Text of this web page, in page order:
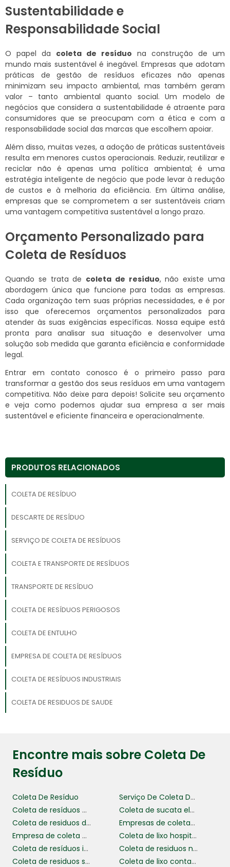
Sustentabilidade e
Responsabilidade Social
O papel da coleta de resíduo na construção de um
mundo mais sustentável é inegável. Empresas que adotam
práticas de gestão de resíduos eficazes não apenas
minimizam seu impacto ambiental, mas também geram
valor – tanto ambiental quanto social. Um modelo de
negócios que considera a sustentabilidade é atraente para
consumidores que se preocupam com a ética e com a
responsabilidade social das marcas que escolhem apoiar.
Além disso, muitas vezes, a adoção de práticas sustentáveis
resulta em menores custos operacionais. Reduzir, reutilizar e
reciclar não é apenas uma política ambiental; é uma
estratégia inteligente de negócio que pode levar à redução
de custos e à melhoria da eficiência. Em última análise,
empresas que se comprometem a ser sustentáveis criam
uma vantagem competitiva sustentável a longo prazo.
Orçamento Personalizado para
Coleta de Resíduos
Quando se trata de coleta de resíduo, não existe uma
abordagem única que funcione para todas as empresas.
Cada organização tem suas próprias necessidades, e é por
isso que oferecemos orçamentos personalizados para
atender às suas exigências específicas. Nossa equipe está
pronta para analisar sua situação e desenvolver uma
solução sob medida que garanta eficiência e conformidade
legal.
Entrar em contato conosco é o primeiro passo para
transformar a gestão dos seus resíduos em uma vantagem
competitiva. Não deixe para depois! Solicite seu orçamento
e veja como podemos ajudar sua empresa a ser mais
sustentável e eficiente financeira e operacionalmente.
PRODUTOS RELACIONADOS
COLETA DE RESÍDUO
DESCARTE DE RESÍDUO
SERVIÇO DE COLETA DE RESÍDUOS
COLETA E TRANSPORTE DE RESÍDUOS
TRANSPORTE DE RESÍDUO
COLETA DE RESÍDUOS PERIGOSOS
COLETA DE ENTULHO
EMPRESA DE COLETA DE RESÍDUOS
COLETA DE RESÍDUOS INDUSTRIAIS
COLETA DE RESIDUOS DE SAUDE
Encontre mais sobre Coleta De
Resíduo
Coleta De Resíduo
Serviço De Coleta De Resíduos
Coleta de resíduos perigosos
Coleta de sucata eletrônica
Coleta de residuos de saude
Empresas de coletas de residuos
Empresa de coleta de resíduos
Coleta de lixo hospitalar
Coleta de resíduos industriais
Coleta de residuos não perigosos
Coleta de residuos sólidos
Coleta de lixo contaminado